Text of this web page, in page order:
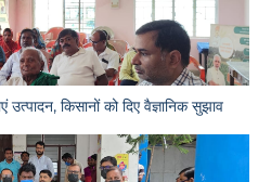
किसानों को दिए वैज्ञानिक सुझाव